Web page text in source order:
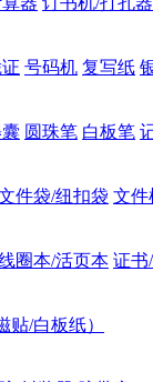
号码机 复写纸
圆珠笔 白板笔
件袋/纽扣袋 文件
圈本/活页本 证书
贴/白板纸）